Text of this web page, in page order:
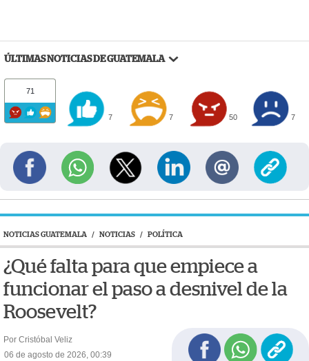
ÚLTIMAS NOTICIAS DE GUATEMALA
71
7 7 50 7
NOTICIAS GUATEMALA / NOTICIAS / POLÍTICA
¿Qué falta para que empiece a
funcionar el paso a desnivel de la
Roosevelt?
Por Cristóbal Veliz
06 de agosto de 2026, 00:39